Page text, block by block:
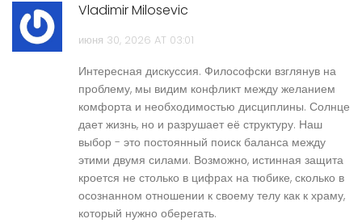
Vladimir Milosevic
июня 30, 2026 AT 03:01
Интересная дискуссия. Философски взглянув на
проблему, мы видим конфликт между желанием
комфорта и необходимостью дисциплины. Солнце
дает жизнь, но и разрушает её структуру. Наш
выбор - это постоянный поиск баланса между
этими двумя силами. Возможно, истинная защита
кроется не столько в цифрах на тюбике, сколько в
осознанном отношении к своему телу как к храму,
который нужно оберегать.